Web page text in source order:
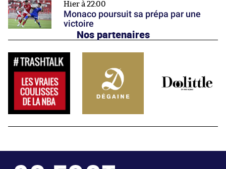
Hier à 22:00
Monaco poursuit sa prépa par une
victoire
Nos partenaires